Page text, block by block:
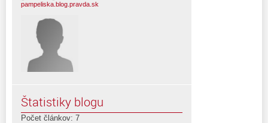
pampeliska.blog.pravda.sk
Štatistiky blogu
Počet článkov: 7